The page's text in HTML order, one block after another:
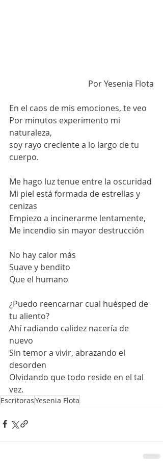
Por Yesenia Flota
En el caos de mis emociones, te veo
Por minutos experimento mi
naturaleza,
soy rayo creciente a lo largo de tu
cuerpo.
Me hago luz tenue entre la oscuridad
Mi piel está formada de estrellas y
cenizas
Empiezo a incinerarme lentamente,
Me incendio sin mayor destrucción
No hay calor más
Suave y bendito
Que el humano
¿Puedo reencarnar cual huésped de
tu aliento?
Ahí radiando calidez nacería de
nuevo
Sin temor a vivir, abrazando el
desorden
Olvidando que todo reside en el tal
vez.
EscritorasYesenia Flota